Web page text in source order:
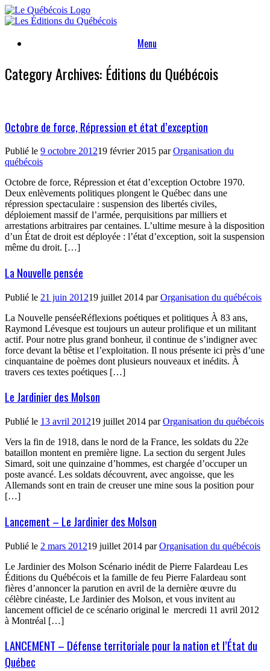
Skip
to
Menu
Category Archives: Éditions du Québécois
Octobre de force, Répression et état d’exception
Publié le 9 octobre 201219 février 2015 parOrganisation du
québécois
Octobre de force, Répression et état d’exception Octobre 1970.
Deux enlèvements politiques plongent le Québec dans une
répression spectaculaire : suspension des libertés civiles,
déploiement massif de l’armée, perquisitions par milliers et
arrestations arbitraires par centaines. L’ultime mesure à la disposition
d’un État de droit est déployée : l’état d’exception, soit la suspension
même du droit. […]
La Nouvelle pensée
Publié le 21 juin 201219 juillet 2014 parOrganisation du québécois
La Nouvelle penséeRéflexions poétiques et politiques À 83 ans,
Raymond Lévesque est toujours un auteur prolifique et un militant
actif. Pour notre plus grand bonheur, il continue de s’indigner avec
force devant la bêtise et l’exploitation. Il nous présente ici près d’une
cinquantaine de poèmes dont plusieurs nouveaux et inédits. À
travers ces textes poétiques […]
Le Jardinier des Molson
Publié le 13 avril 201219 juillet 2014 parOrganisation du québécois
Vers la fin de 1918, dans le nord de la France, les soldats du 22e
bataillon montent en première ligne. La section du sergent Jules
Simard, soit une quinzaine d’hommes, est chargée d’occuper un
poste avancé. Les soldats découvrent, avec angoisse, que les
Allemands sont en train de creuser une mine sous la position pour
[…]
Lancement – Le Jardinier des Molson
Publié le 2 mars 201219 juillet 2014 parOrganisation du québécois
Le Jardinier des Molson Scénario inédit de Pierre Falardeau Les
Éditions du Québécois et la famille de feu Pierre Falardeau sont
fières d’annoncer la parution en avril de la dernière œuvre du
célèbre cinéaste, Le Jardinier des Molson, et vous invitent au
lancement officiel de ce scénario original le mercredi 11 avril 2012
à Montréal […]
LANCEMENT – Défense territoriale pour la nation et l’État du
Québec